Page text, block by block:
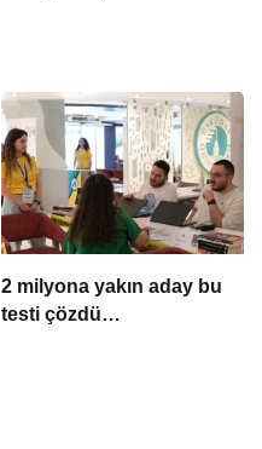
2 milyona yakın aday bu
testi çözdü…